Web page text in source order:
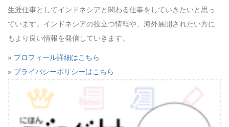
生涯仕事としてインドネシアと関わる仕事をしていきたいと思っ
ています。インドネシアの役立つ情報や、海外展開されたい方に
もより良い情報を発信していきます。
» プロフィール詳細はこちら
» プライバシーポリシーはこちら